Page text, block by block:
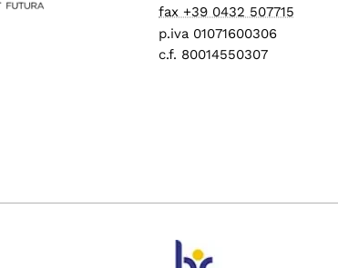
fax +39 0432 507715
p.iva 01071600306
c.f. 80014550307